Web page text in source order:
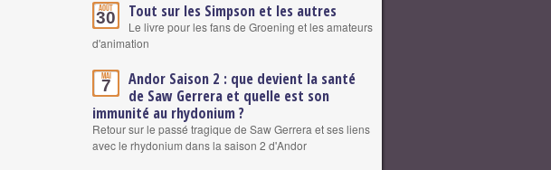
Août
30 Tout sur les Simpson et les autres
Le livre pour les fans de Groening et les amateurs
d'animation
Mai
7
Andor Saison 2 : que devient la santé
de Saw Gerrera et quelle est son
immunité au rhydonium ?
Retour sur le passé tragique de Saw Gerrera et ses liens
avec le rhydonium dans la saison 2 d'Andor